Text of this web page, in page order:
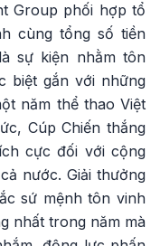
Group phối hợp tổ
cùng tổng số tiền
sự kiện nhằm tôn
biệt gắn với những
năm thể thao Việt
Cúp Chiến thắng
cực đối với cộng
nước. Giải thưởng
sứ mệnh tôn vinh
nhất trong năm mà